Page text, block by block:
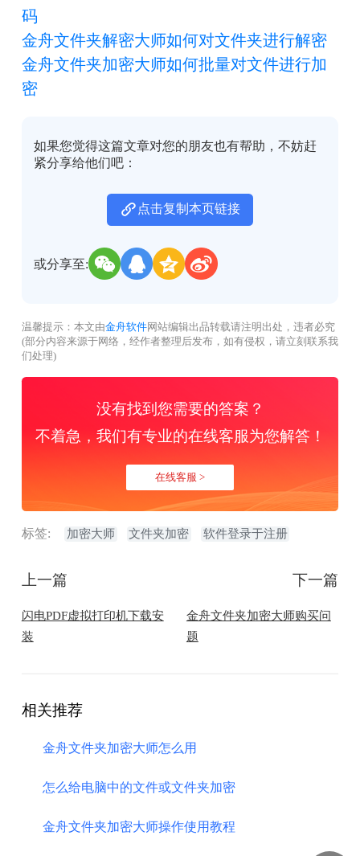
码
金舟文件夹解密大师如何对文件夹进行解密
金舟文件夹加密大师如何批量对文件进行加
密
如果您觉得这篇文章对您的朋友也有帮助，不妨赶
紧分享给他们吧：
点击复制本页链接
或分享至:
温馨提示：本文由金舟软件网站编辑出品转载请注明出处，违者必究
(部分内容来源于网络，经作者整理后发布，如有侵权，请立刻联系我
们处理)
没有找到您需要的答案？
不着急，我们有专业的在线客服为您解答！
在线客服 >
标签: 加密大师 文件夹加密 软件登录于注册
上一篇
闪电PDF虚拟打印机下载安
装
下一篇
金舟文件夹加密大师购买问
题
相关推荐
金舟文件夹加密大师怎么用
怎么给电脑中的文件或文件夹加密
金舟文件夹加密大师操作使用教程